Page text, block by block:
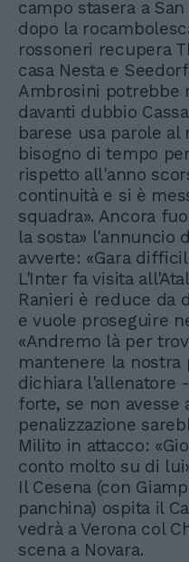
campo stasera a
dopo la
rossoneri recupera
casa Nesta e
Ambrosini potrebbe
davanti dubbio
barese usa parole al
bisogno di tempo
rispetto all'anno
continuità e si è
squadra». Ancora
la sosta» l'annuncio
avverte: «Gara
L'Inter fa visita
Ranieri è reduce da
e vuole proseguire
«Andremo là per
mantenere la nostra
dichiara l'allenatore
forte, se non
penalizzazione
Milito in attacco:
conto molto su di
Il Cesena (con
panchina) ospita il
vedrà a Verona col
scena a Novara.